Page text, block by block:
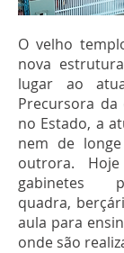
O velho
nova
lugar ao
Precursora da
no Estado, a
nem de
outrora.
gabinetes
quadra,
aula para
onde são